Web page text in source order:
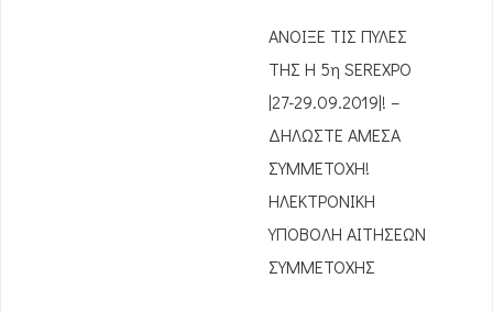
ΑΝΟΙΞΕ ΤΙΣ ΠΥΛΕΣ
ΤΗΣ Η 5η SEREXPO
|27-29.09.2019|! –
ΔΗΛΩΣΤΕ ΑΜΕΣΑ
ΣΥΜΜΕΤΟΧΗ!
ΗΛΕΚΤΡΟΝΙΚΗ
ΥΠΟΒΟΛΗ ΑΙΤΗΣΕΩΝ
ΣΥΜΜΕΤΟΧΗΣ